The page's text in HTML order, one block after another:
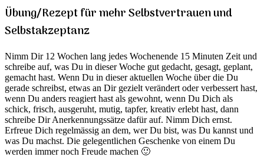
Übung/Rezept für mehr Selbstvertrauen und
Selbstakzeptanz
Nimm Dir 12 Wochen lang jedes Wochenende 15 Minuten Zeit und
schreibe auf, was Du in dieser Woche gut gedacht, gesagt, geplant,
gemacht hast. Wenn Du in dieser aktuellen Woche über die Du
gerade schreibst, etwas an Dir gezielt verändert oder verbessert hast,
wenn Du anders reagiert hast als gewohnt, wenn Du Dich als
schick, frisch, ausgeruht, mutig, tapfer, kreativ erlebt hast, dann
schreibe Dir Anerkennungssätze dafür auf. Nimm Dich ernst.
Erfreue Dich regelmässig an dem, wer Du bist, was Du kannst und
was Du machst. Die gelegentlichen Geschenke von einem Du
werden immer noch Freude machen 🙂